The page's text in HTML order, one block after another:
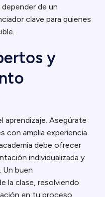
de un
clave para quienes
y
Asegúrate
con amplia experiencia
debe ofrecer
individualizada y
buen
la clase, resolviendo
en tu proceso.